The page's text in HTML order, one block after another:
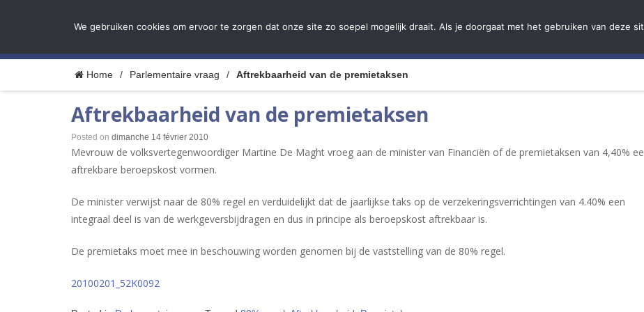
Home / Parlementaire vraag / Aftrekbaarheid van de premietaksen
Aftrekbaarheid van de premietaksen
Posted on dimanche 14 février 2010
Mevrouw de volksvertegenwoordiger Martine De Maght vroeg aan de minister van Financiën of de premietaksen van 4,40%
aftrekbare beroepskost vormen.
De minister verwijst naar de 80% regel en verduidelijkt dat de jaarlijkse taks op de verzekeringsverrichtingen van 4.40% een
integraal deel is van de werkgeversbijdragen en dus in principe als beroepskost aftrekbaar is.
De premietaks moet mee in beschouwing worden genomen bij de vaststelling van de 80% regel.
20100201_52K0092
We gebruiken cookies om ervoor te zorgen dat onze site zo soepel mogelijk draait. Als je doorgaat met het gebruiken van deze